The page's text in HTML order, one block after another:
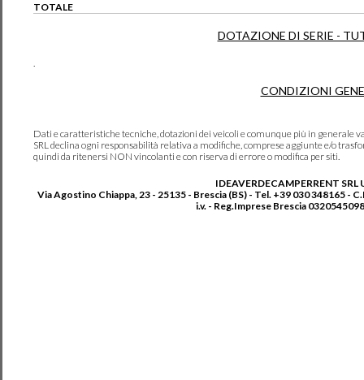
TOTALE
DOTAZIONE DI SERIE -
.
CONDIZIONI
Dati e caratteristiche tecniche, dotazioni dei veicoli e comunque più in generale
SRL declina ogni responsabilità relativa a modifiche, comprese aggiunte e/o
quindi da ritenersi NON vincolanti e con riserva di errore o modifica per siti.
IDEAVERDECAMPERRENT SRL
Via Agostino Chiappa, 23 - 25135 - Brescia (BS) - Tel. +39 030 348165 -
i.v. - Reg.Imprese Brescia